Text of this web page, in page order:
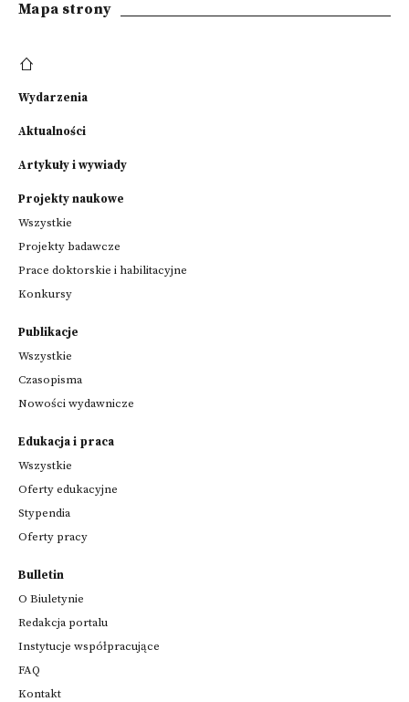
Mapa strony
Wydarzenia
Aktualności
Artykuły i wywiady
Projekty naukowe
Wszystkie
Projekty badawcze
Prace doktorskie i habilitacyjne
Konkursy
Publikacje
Wszystkie
Czasopisma
Nowości wydawnicze
Edukacja i praca
Wszystkie
Oferty edukacyjne
Stypendia
Oferty pracy
Bulletin
O Biuletynie
Redakcja portalu
Instytucje współpracujące
FAQ
Kontakt